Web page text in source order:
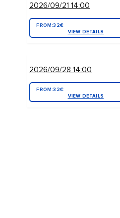
2026/09/21 14:00
FROM:32€
VIEW DETAILS
2026/09/28 14:00
FROM:32€
VIEW DETAILS